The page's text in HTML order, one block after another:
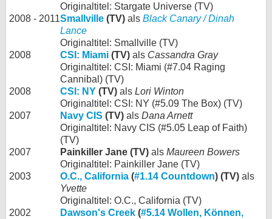
Originaltitel: Stargate Universe (TV)
2008 - 2011Smallville (TV) als Black Canary / Dinah
Lance
Originaltitel: Smallville (TV)
2008
CSI: Miami (TV) als Cassandra Gray
Originaltitel: CSI: Miami (#7.04 Raging
Cannibal) (TV)
2008
CSI: NY (TV) als Lori Winton
Originaltitel: CSI: NY (#5.09 The Box) (TV)
2007
Navy CIS (TV) als Dana Arnett
Originaltitel: Navy CIS (#5.05 Leap of Faith)
(TV)
2007
Painkiller Jane (TV) als Maureen Bowers
Originaltitel: Painkiller Jane (TV)
2003
O.C., California (#1.14 Countdown) (TV) als
Yvette
Originaltitel: O.C., California (TV)
2002
Dawson's Creek (#5.14 Wollen, Können,